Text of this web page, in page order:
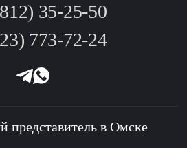
35-25-50
773-72-24
представитель в Омске